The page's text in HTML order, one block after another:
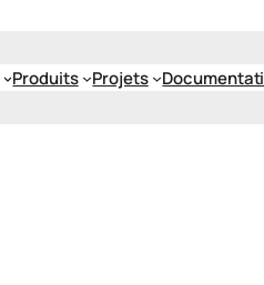
Produits Projets